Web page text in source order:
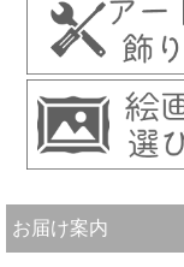
お届け案内